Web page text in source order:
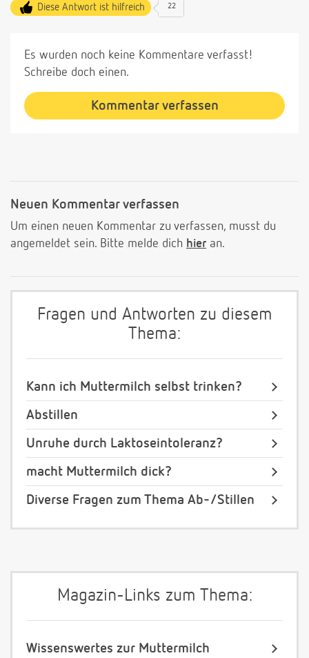
Diese Antwort ist hilfreich 22
Es wurden noch keine Kommentare verfasst!
Schreibe doch einen.
Kommentar verfassen
Neuen Kommentar verfassen
Um einen neuen Kommentar zu verfassen, musst du
angemeldet sein. Bitte melde dich hier an.
Fragen und Antworten zu diesem
Thema:
Kann ich Muttermilch selbst trinken?
Abstillen
Unruhe durch Laktoseintoleranz?
macht Muttermilch dick?
Diverse Fragen zum Thema Ab-/Stillen
Magazin-Links zum Thema:
Wissenswertes zur Muttermilch